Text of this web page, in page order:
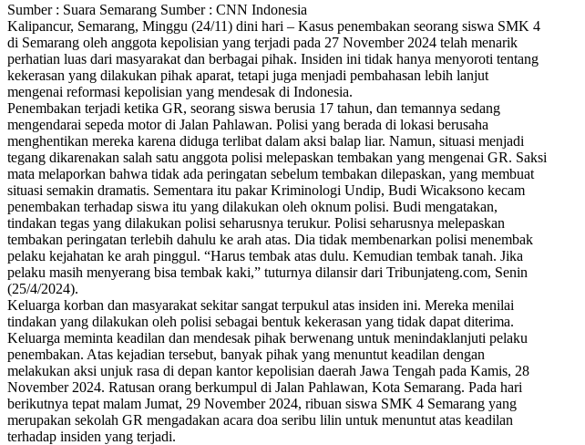
Sumber : Suara Semarang Sumber : CNN Indonesia
Kalipancur, Semarang, Minggu (24/11) dini hari – Kasus penembakan seorang siswa SMK 4
di Semarang oleh anggota kepolisian yang terjadi pada 27 November 2024 telah menarik
perhatian luas dari masyarakat dan berbagai pihak. Insiden ini tidak hanya menyoroti tentang
kekerasan yang dilakukan pihak aparat, tetapi juga menjadi pembahasan lebih lanjut
mengenai reformasi kepolisian yang mendesak di Indonesia.
Penembakan terjadi ketika GR, seorang siswa berusia 17 tahun, dan temannya sedang
mengendarai sepeda motor di Jalan Pahlawan. Polisi yang berada di lokasi berusaha
menghentikan mereka karena diduga terlibat dalam aksi balap liar. Namun, situasi menjadi
tegang dikarenakan salah satu anggota polisi melepaskan tembakan yang mengenai GR. Saksi
mata melaporkan bahwa tidak ada peringatan sebelum tembakan dilepaskan, yang membuat
situasi semakin dramatis. Sementara itu pakar Kriminologi Undip, Budi Wicaksono kecam
penembakan terhadap siswa itu yang dilakukan oleh oknum polisi. Budi mengatakan,
tindakan tegas yang dilakukan polisi seharusnya terukur. Polisi seharusnya melepaskan
tembakan peringatan terlebih dahulu ke arah atas. Dia tidak membenarkan polisi menembak
pelaku kejahatan ke arah pinggul. “Harus tembak atas dulu. Kemudian tembak tanah. Jika
pelaku masih menyerang bisa tembak kaki,” tuturnya dilansir dari Tribunjateng.com, Senin
(25/4/2024).
Keluarga korban dan masyarakat sekitar sangat terpukul atas insiden ini. Mereka menilai
tindakan yang dilakukan oleh polisi sebagai bentuk kekerasan yang tidak dapat diterima.
Keluarga meminta keadilan dan mendesak pihak berwenang untuk menindaklanjuti pelaku
penembakan. Atas kejadian tersebut, banyak pihak yang menuntut keadilan dengan
melakukan aksi unjuk rasa di depan kantor kepolisian daerah Jawa Tengah pada Kamis, 28
November 2024. Ratusan orang berkumpul di Jalan Pahlawan, Kota Semarang. Pada hari
berikutnya tepat malam Jumat, 29 November 2024, ribuan siswa SMK 4 Semarang yang
merupakan sekolah GR mengadakan acara doa seribu lilin untuk menuntut atas keadilan
terhadap insiden yang terjadi.